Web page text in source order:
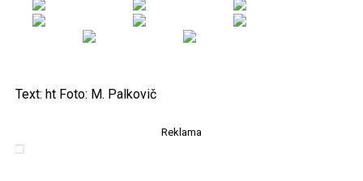
Text: ht Foto: M. Palkovič
Reklama